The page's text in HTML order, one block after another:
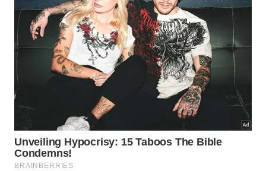
Quem eram as cantoras do templo
de Amon?
As mulheres sepultadas exerciam função essencial